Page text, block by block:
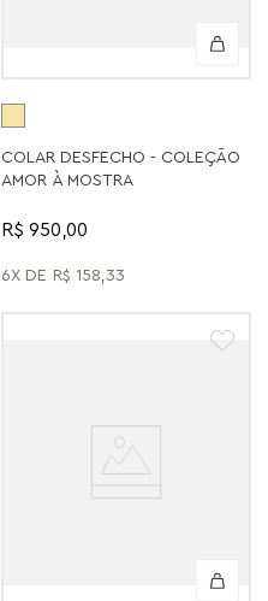
COLAR DESFECHO - COLEÇÃO
AMOR À MOSTRA
R$ 950,00
6 R$ 158,33